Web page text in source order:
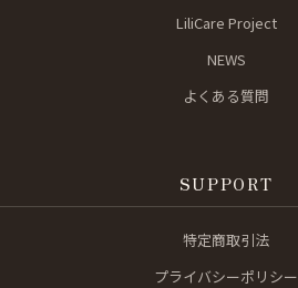
LiliCare Project
NEWS
よくある質問
SUPPORT
特定商取引法
プライバシーポリシー